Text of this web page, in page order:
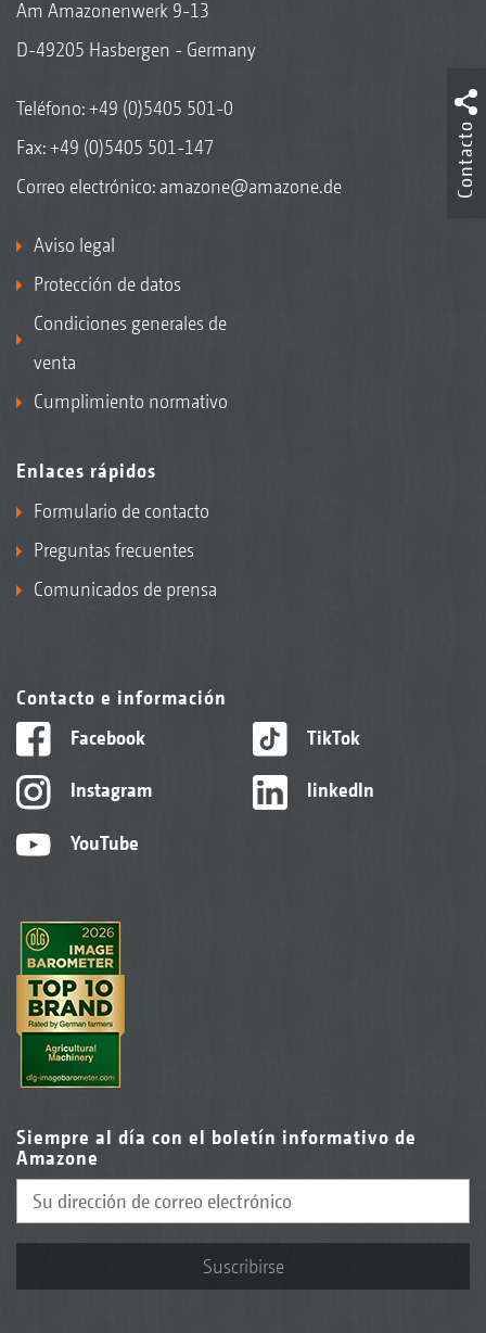
Am Amazonenwerk 9-13
D-49205 Hasbergen - Germany
Teléfono:+49 (0)5405 501-0
Fax: +49 (0)5405 501-147
Correo electrónico: amazone@amazone.de
Aviso legal
Protección de datos
Condiciones generales de
venta
Cumplimiento normativo
Enlaces rápidos
Formulario de contacto
Preguntas frecuentes
Comunicados de prensa
Contacto e información
Facebook
Instagram
YouTube
TikTok
linkedIn
Siempre al día con el boletín informativo de
Amazone
Suscribirse
Contacto